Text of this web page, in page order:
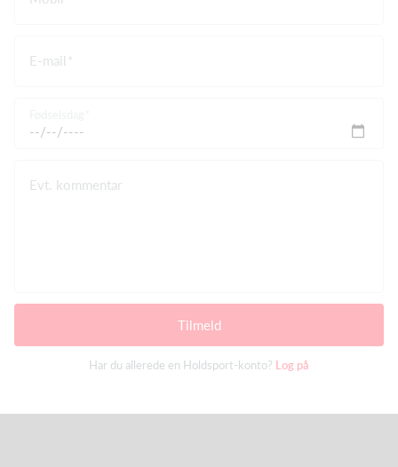
E-mail
Evt. kommentar
Tilmeld
Har du allerede en Holdsport-konto? Log på